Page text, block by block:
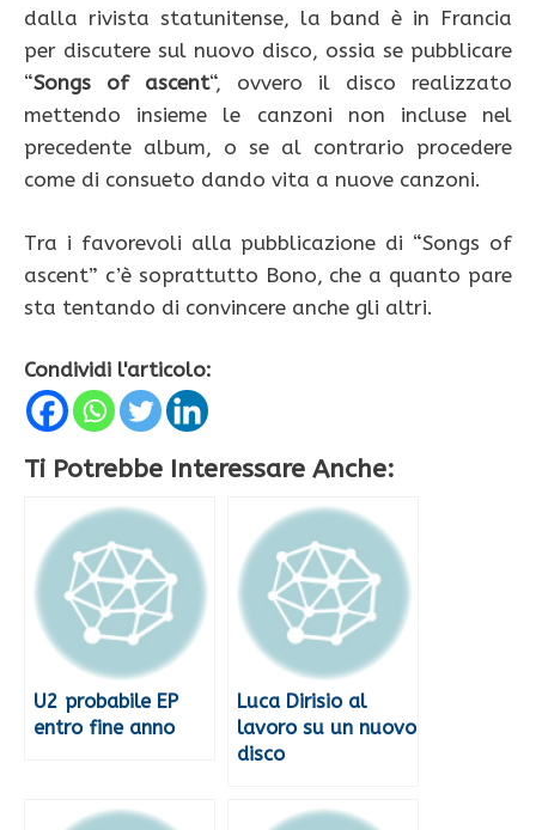
dalla rivista statunitense, la band è in Francia
per discutere sul nuovo disco, ossia se pubblicare
“Songs of ascent“, ovvero il disco realizzato
mettendo insieme le canzoni non incluse nel
precedente album, o se al contrario procedere
come di consueto dando vita a nuove canzoni.
Tra i favorevoli alla pubblicazione di “Songs of
ascent” c’è soprattutto Bono, che a quanto pare
sta tentando di convincere anche gli altri.
Condividi l'articolo:
Ti Potrebbe Interessare Anche:
U2 probabile EP
entro fine anno
Luca Dirisio al
lavoro su un nuovo
disco